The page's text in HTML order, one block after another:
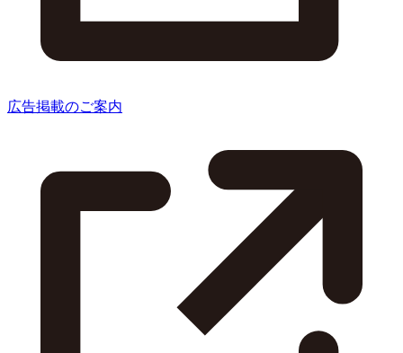
広告掲載のご案内